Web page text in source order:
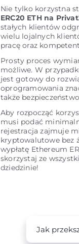
Nie tylko korzystna
ERC20 ETH na
stałych klientów
wielu lojalnych
pracę oraz
Prosty proces
możliwe. W
jest gotowy do
oprogramowania
także
Aby rozpocząć
musi podać
rejestracja zajmuje
kryptowalutowe bez
wypłatę Ethereum
skorzystaj ze
dziedzinie!
Jak